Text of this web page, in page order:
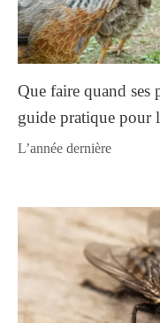
Que faire quand ses
guide pratique pour
l’année dernière